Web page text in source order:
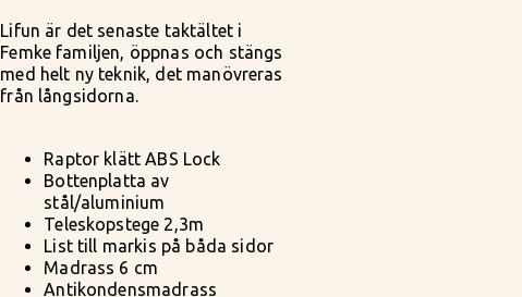
Lifun är det senaste taktältet i
Femke familjen, öppnas och stängs
med helt ny teknik, det manövreras
från långsidorna.
Raptor klätt ABS Lock
Bottenplatta av
stål/aluminium
Teleskopstege 2,3m
List till markis på båda sidor
Madrass 6 cm
Antikondensmadrass